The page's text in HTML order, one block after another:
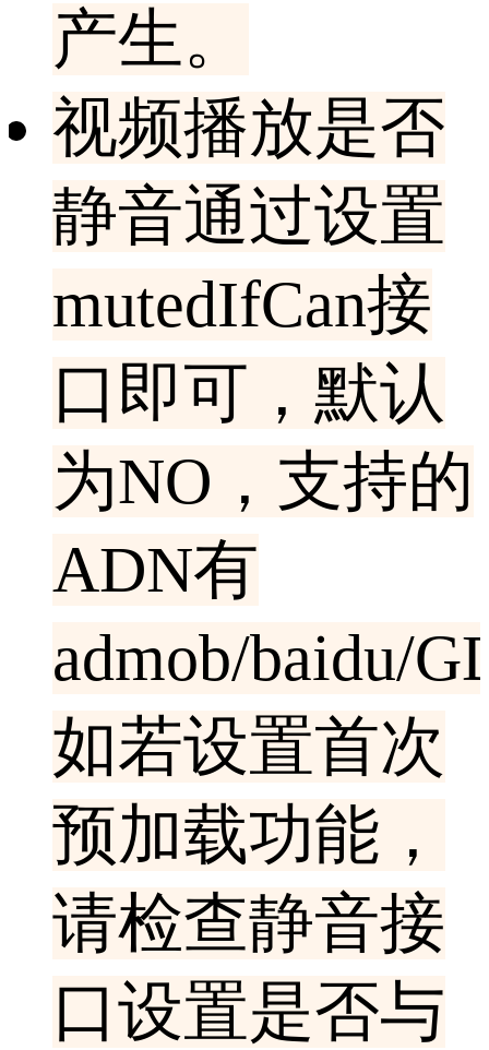
产生。
视频播放是否
静音通过设置
mutedIfCan接
口即可，默认
为NO，支持的
ADN有
admob/baidu/
如若设置首次
预加载功能，
请检查静音接
口设置是否与